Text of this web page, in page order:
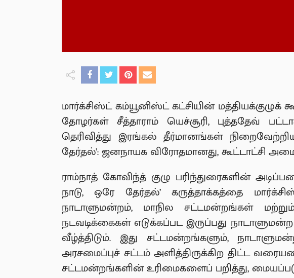
மார்க்சிஸ்ட் கம்யூனிஸ்ட் கட்சியின் மத்தியக்குழுக்
தோழர்கள் சீத்தாராம் யெச்சூரி, புத்ததேவ்
தெரிவித்து இரங்கல் தீர்மானங்கள்
தேர்தல்’: ஜனநாயக விரோதமானது, கூட்டாட்சி
ராம்நாத் கோவிந்த் குழு பரிந்துரைகளின்
நாடு, ஒரே தேர்தல்’ கருத்தாக்கத்தை
நாடாளுமன்றம், மாநில சட்டமன்றங்கள்
நடவடிக்கைகள் எடுக்கப்பட இருப்பது
வீழ்த்திடும். இது சட்டமன்றங்களும்,
அரசமைப்புச் சட்டம் அளித்திருக்கிற திட்ட
சட்டமன்றங்களின் உரிமைகளைப் பறித்து,